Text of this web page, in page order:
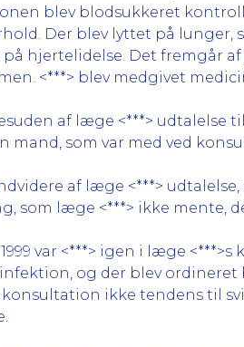
blev blodsukkeret
Der blev lyttet på
hjertelidelse. Det fremgår
<***> blev medgivet
af læge <***> udtalelse
mand, som var med ved
af læge <***>
som læge <***> ikke mente,
var <***> igen i læge
og der blev
konsultation ikke tendens til